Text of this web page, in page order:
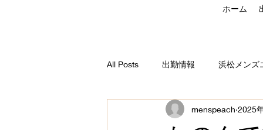
ホーム
All Posts 出勤情報 浜松メンズ
セラピストコラム M'sPeach
menspeach 2025